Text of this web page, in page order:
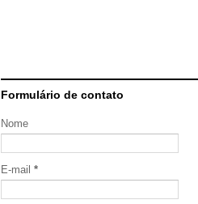
Formulário de contato
Nome
E-mail *